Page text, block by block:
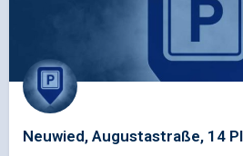
Neuwied, Augustastraße, 14